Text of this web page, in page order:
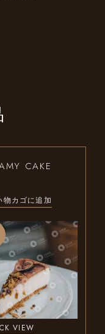
CAKE
物カゴに追加
VIEW